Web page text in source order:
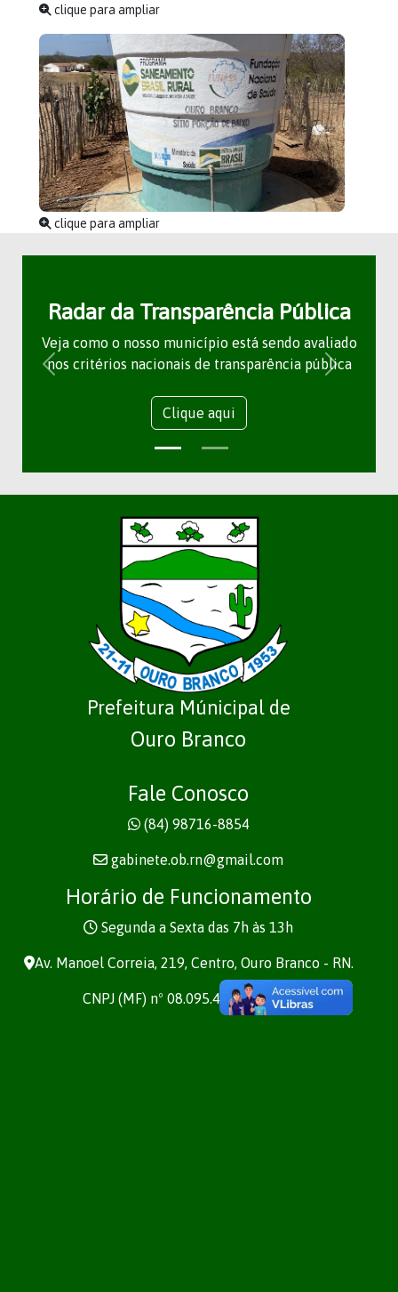
clique para ampliar
clique para ampliar
Radar da Transparência Pública
Veja como o nosso município está sendo avaliado
nos critérios nacionais de transparência pública
Clique aqui
Prefeitura Múnicipal de
Ouro Branco
Fale Conosco
(84) 98716-8854
gabinete.ob.rn@gmail.com
Horário de Funcionamento
Segunda a Sexta das 7h às 13h
Av. Manoel Correia, 219, Centro, Ouro Branco - RN.
CNPJ (MF) nº 08.095.473/0001-21